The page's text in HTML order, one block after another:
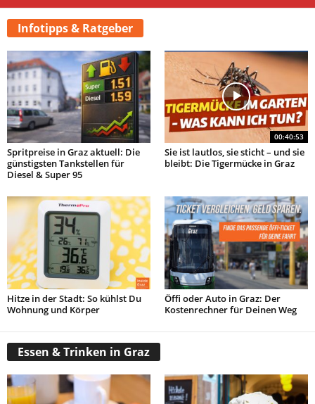
Infotipps & Ratgeber
Spritpreise in Graz aktuell: Die
günstigsten Tankstellen für
Diesel & Super 95
00:40:53
Sie ist lautlos, sie sticht – und sie
bleibt: Die Tigermücke in Graz
Hitze in der Stadt: So kühlst Du
Wohnung und Körper
Öffi oder Auto in Graz: Der
Kostenrechner für Deinen Weg
Essen & Trinken in Graz